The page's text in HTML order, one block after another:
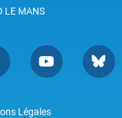
LE MANS
Légales